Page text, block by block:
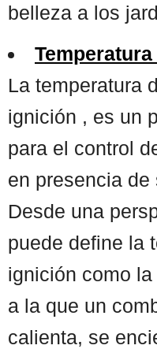
belleza a los
La temperatura
ignición , es un
para el control
en presencia
Desde una
puede define la
ignición como
a la que un
calienta, se